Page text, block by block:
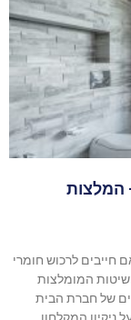
המלצות
חייבים לרכוש חומרי
המומלצות
של חברת הבית